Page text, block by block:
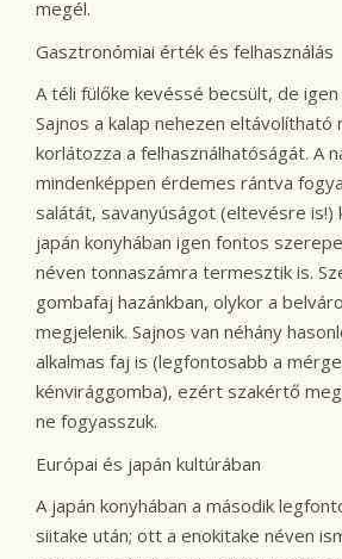
megél.
Gasztronómiai érték és felhasználás
A téli fülőke kevéssé becsült, de
Sajnos a kalap nehezen eltávolítható
korlátozza a felhasználhatóságát. A
mindenképpen érdemes rántva
salátát, savanyúságot (eltevésre is!)
japán konyhában igen fontos
néven tonnaszámra termesztik is.
gombafaj hazánkban, olykor a
megjelenik. Sajnos van néhány
alkalmas faj is (legfontosabb a
kénvirággomba), ezért szakértő
ne fogyasszuk.
Európai és japán kultúrában
A japán konyhában a második
siitake után; ott a enokitake néven